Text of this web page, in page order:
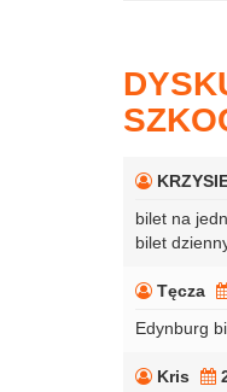
bilet na
bilet
Tęcza
Edynburg
Kris